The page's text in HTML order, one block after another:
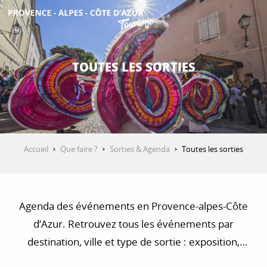
Aller
contenu
principal
DÉCOUVRIR
QUE FAIRE ?
SÉJOURNER
TOUTES LES SORTIES
Accueil Que faire ? Sorties & Agenda Toutes les sorties
Agenda des événements en Provence-alpes-Côte
d’Azur. Retrouvez tous les événements par
destination, ville et type de sortie : exposition,